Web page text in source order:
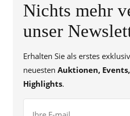
Nichts mehr
unser
Erhalten Sie als erstes
neuesten Auktionen,
Highlights.